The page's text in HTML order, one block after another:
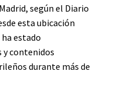
según el Diario
esta ubicación
estado
contenidos
durante más de